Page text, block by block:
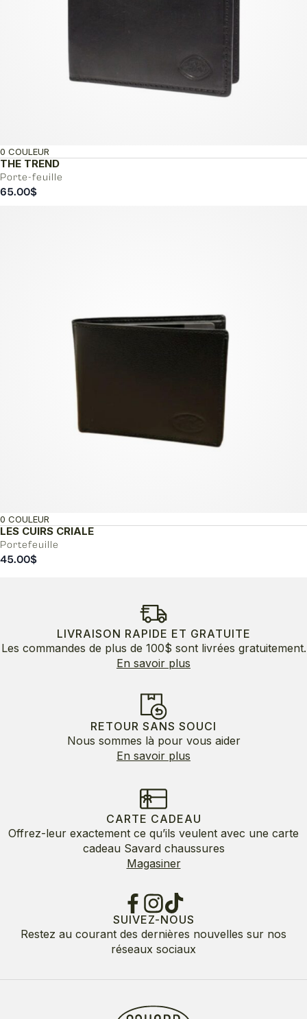
THE TREND
Porte-feuille
0 COULEUR
65.00$
LES CUIRS CRIALE
Portefeuille
0 COULEUR
45.00$
LIVRAISON RAPIDE ET GRATUITE
Les commandes de plus de 100$ sont livrées gratuitement.
En savoir plus
RETOUR SANS SOUCI
Nous sommes là pour vous aider
En savoir plus
CARTE CADEAU
Offrez-leur exactement ce qu’ils veulent avec une carte
cadeau Savard chaussures
Magasiner
SUIVEZ-NOUS
Restez au courant des dernières nouvelles sur nos
réseaux sociaux